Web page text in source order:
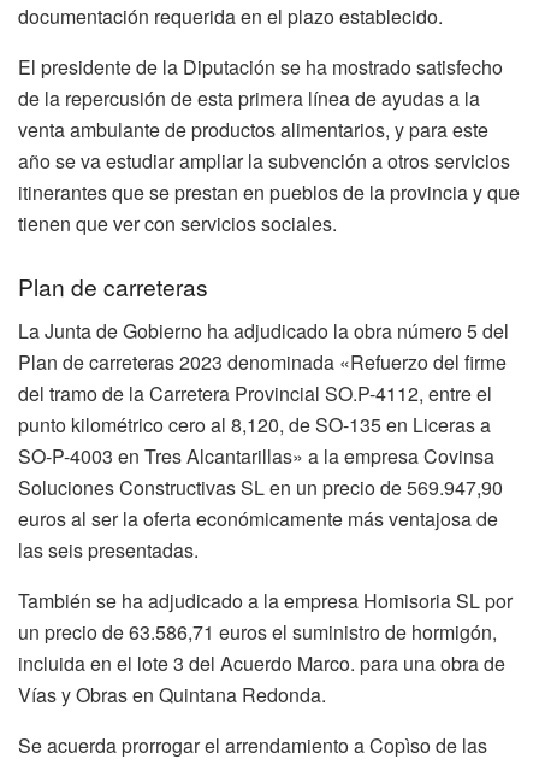
documentación requerida en el plazo establecido.
El presidente de la Diputación se ha mostrado satisfecho
de la repercusión de esta primera línea de ayudas a la
venta ambulante de productos alimentarios, y para este
año se va estudiar ampliar la subvención a otros servicios
itinerantes que se prestan en pueblos de la provincia y que
tienen que ver con servicios sociales.
Plan de carreteras
La Junta de Gobierno ha adjudicado la obra número 5 del
Plan de carreteras 2023 denominada «Refuerzo del firme
del tramo de la Carretera Provincial SO.P-4112, entre el
punto kilométrico cero al 8,120, de SO-135 en Liceras a
SO-P-4003 en Tres Alcantarillas» a la empresa Covinsa
Soluciones Constructivas SL en un precio de 569.947,90
euros al ser la oferta económicamente más ventajosa de
las seis presentadas.
También se ha adjudicado a la empresa Homisoria SL por
un precio de 63.586,71 euros el suministro de hormigón,
incluida en el lote 3 del Acuerdo Marco. para una obra de
Vías y Obras en Quintana Redonda.
Se acuerda prorrogar el arrendamiento a Copìso de las